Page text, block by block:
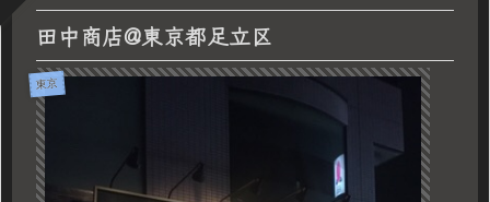
田中商店@東京都足立区
東京